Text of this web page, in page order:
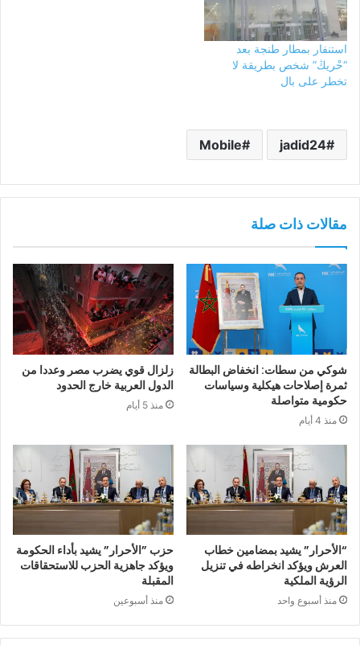
استنفار بمطار طنجة بعد
“حْريڭ” شخص بطريقة لا
تخطر على بال
jadid24
Mobile
مقالات ذات صلة
شوكي من سطات: انخفاض البطالة
ثمرة إصلاحات هيكلية وسياسات
حكومية متواصلة
منذ 4 أيام
زلزال قوي يضرب مصر وعددا من
الدول العربية خارج الحدود
منذ 5 أيام
“الأحرار” يشيد بمضامين خطاب
العرش ويؤكد انخراطه في تنزيل
الرؤية الملكية
منذ أسبوع واحد
حزب ”الأحرار” يشيد بأداء الحكومة
ويؤكد جاهزية الحزب للاستحقاقات
المقبلة
منذ أسبوعين